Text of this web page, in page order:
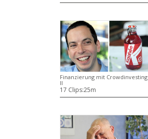
Finanzierung mit Crowdinvesting
II
17 Clips:25m